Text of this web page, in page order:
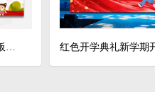
时尚卡通欢迎新同学开学季宣传展板设计幼儿园开学